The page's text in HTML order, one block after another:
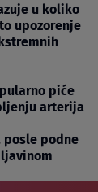
u koliko
upozorenje
piće
arterija
posle podne